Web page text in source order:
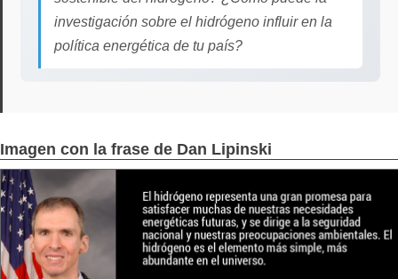
investigación sobre el hidrógeno influir en la
política energética de tu país?
Imagen con la frase de Dan Lipinski